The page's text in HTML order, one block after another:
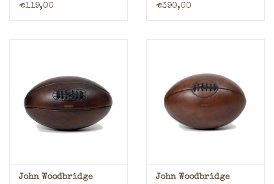
Boksbal Speedbag
€119,00
Bokszak
€390,00
John Woodbridge
John Woodbridge